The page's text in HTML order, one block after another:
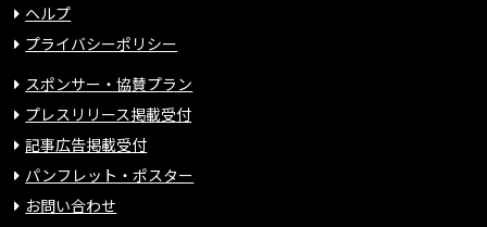
ヘルプ
プライバシーポリシー
スポンサー・協賛プラン
プレスリリース掲載受付
記事広告掲載受付
パンフレット・ポスター
お問い合わせ